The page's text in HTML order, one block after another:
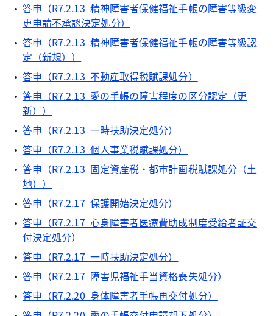
答申（R7.2.13 精神障害者保健福祉手帳の障害等級変
更申請不承認決定処分）
答申（R7.2.13 精神障害者保健福祉手帳の障害等級認
定（新規））
答申（R7.2.13 不動産取得税賦課処分）
答申（R7.2.13 愛の手帳の障害程度の区分認定（更
新））
答申（R7.2.13 一時扶助決定処分）
答申（R7.2.13 個人事業税賦課処分）
答申（R7.2.13 固定資産税・都市計画税賦課処分（土
地））
答申（R7.2.17 保護開始決定処分）
答申（R7.2.17 心身障害者医療費助成制度受給者証交
付決定処分）
答申（R7.2.17 一時扶助決定処分）
答申（R7.2.17 障害児福祉手当資格喪失処分）
答申（R7.2.20 身体障害者手帳再交付処分）